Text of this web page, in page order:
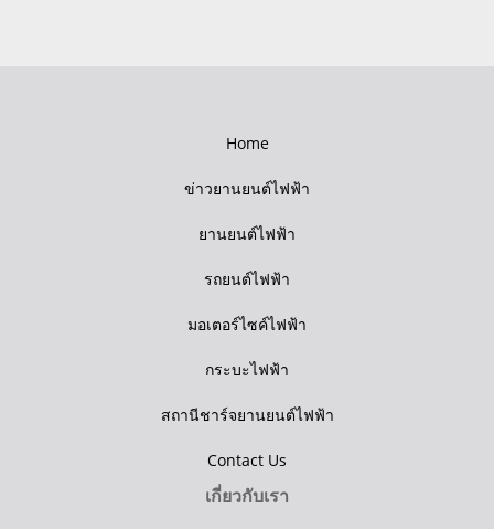
Home
ข่าวยานยนต์ไฟฟ้า
ยานยนต์ไฟฟ้า
รถยนต์ไฟฟ้า
มอเตอร์ไซค์ไฟฟ้า
กระบะไฟฟ้า
สถานีชาร์จยานยนต์ไฟฟ้า
Contact Us
เกี่ยวกับเรา